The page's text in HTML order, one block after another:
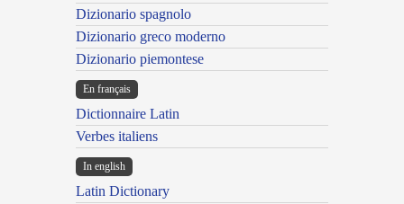
Dizionario spagnolo
Dizionario greco moderno
Dizionario piemontese
En français
Dictionnaire Latin
Verbes italiens
In english
Latin Dictionary